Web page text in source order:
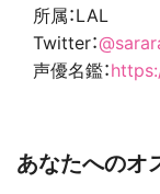
所属：LAL
Twitter：
声優名鑑：
あなたへのオ